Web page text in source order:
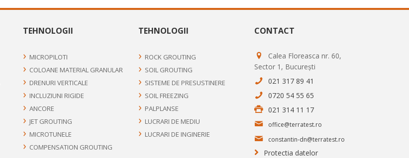
TEHNOLOGII
MICROPILOTI
COLOANE MATERIAL GRANULAR
DRENURI VERTICALE
INCLUZIUNI RIGIDE
ANCORE
JET GROUTING
MICROTUNELE
COMPENSATION GROUTING
TEHNOLOGII
ROCK GROUTING
SOIL GROUTING
SISTEME DE PRESUSTINERE
SOIL FREEZING
PALPLANSE
LUCRARI DE MEDIU
LUCRARI DE INGINERIE
CONTACT
Calea Floreasca nr. 60,
Sector 1, București
021 317 89 41
0720 54 55 65
021 314 11 17
office@terratest.ro
constantin-dn@terratest.ro
Protectia datelor